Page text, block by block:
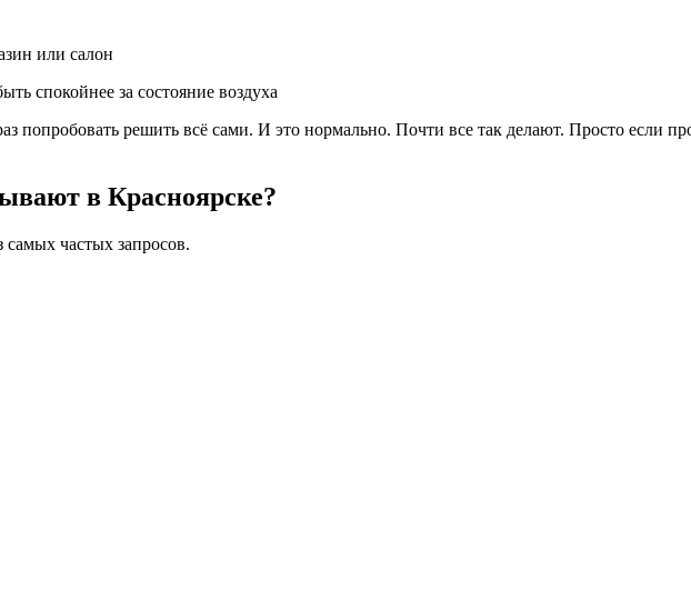
или салон
спокойнее за состояние воздуха
попробовать решить всё сами. И это нормально. Почти все так делают. Просто если
в Красноярске?
частых запросов.